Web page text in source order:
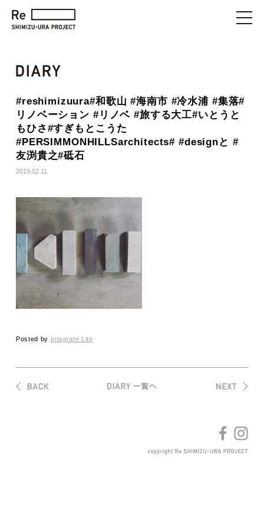
#reshimizuura#和歌山 #海南市 #冷水浦 #集落#
リノベーション #リノベ #旅する大工#いとうと
もひさ#すぎもとこうた
#PERSIMMONHILLSarchitects# #designと #
友渕貴之#砥石
2019.02.11
Posted by Intagrate Lite